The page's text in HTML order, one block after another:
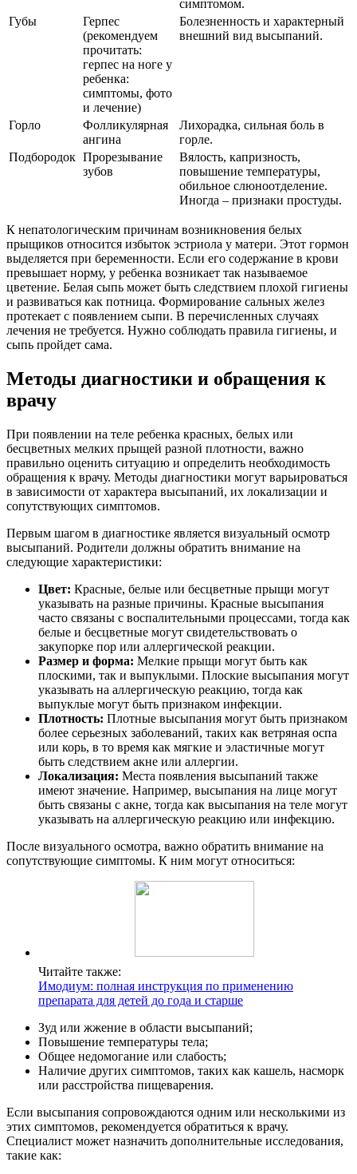
симптомом.
Губы
Герпес
(рекомендуем
прочитать:
герпес на ноге у
ребенка:
симптомы, фото
и лечение)
Болезненность и характерный
внешний вид высыпаний.
Горло
Фолликулярная
ангина
Лихорадка, сильная боль в
горле.
Подбородок Прорезывание
зубов
Вялость, капризность,
повышение температуры,
обильное слюноотделение.
Иногда – признаки простуды.
К непатологическим причинам возникновения белых
прыщиков относится избыток эстриола у матери. Этот гормон
выделяется при беременности. Если его содержание в крови
превышает норму, у ребенка возникает так называемое
цветение. Белая сыпь может быть следствием плохой гигиены
и развиваться как потница. Формирование сальных желез
протекает с появлением сыпи. В перечисленных случаях
лечения не требуется. Нужно соблюдать правила гигиены, и
сыпь пройдет сама.
Методы диагностики и обращения к
врачу
При появлении на теле ребенка красных, белых или
бесцветных мелких прыщей разной плотности, важно
правильно оценить ситуацию и определить необходимость
обращения к врачу. Методы диагностики могут варьироваться
в зависимости от характера высыпаний, их локализации и
сопутствующих симптомов.
Первым шагом в диагностике является визуальный осмотр
высыпаний. Родители должны обратить внимание на
следующие характеристики:
Цвет: Красные, белые или бесцветные прыщи могут
указывать на разные причины. Красные высыпания
часто связаны с воспалительными процессами, тогда как
белые и бесцветные могут свидетельствовать о
закупорке пор или аллергической реакции.
Размер и форма: Мелкие прыщи могут быть как
плоскими, так и выпуклыми. Плоские высыпания могут
указывать на аллергическую реакцию, тогда как
выпуклые могут быть признаком инфекции.
Плотность: Плотные высыпания могут быть признаком
более серьезных заболеваний, таких как ветряная оспа
или корь, в то время как мягкие и эластичные могут
быть следствием акне или аллергии.
Локализация: Места появления высыпаний также
имеют значение. Например, высыпания на лице могут
быть связаны с акне, тогда как высыпания на теле могут
указывать на аллергическую реакцию или инфекцию.
После визуального осмотра, важно обратить внимание на
сопутствующие симптомы. К ним могут относиться:
Читайте также:
Имодиум: полная инструкция по применению
препарата для детей до года и старше
Зуд или жжение в области высыпаний;
Повышение температуры тела;
Общее недомогание или слабость;
Наличие других симптомов, таких как кашель, насморк
или расстройства пищеварения.
Если высыпания сопровождаются одним или несколькими из
этих симптомов, рекомендуется обратиться к врачу.
Специалист может назначить дополнительные исследования,
такие как: